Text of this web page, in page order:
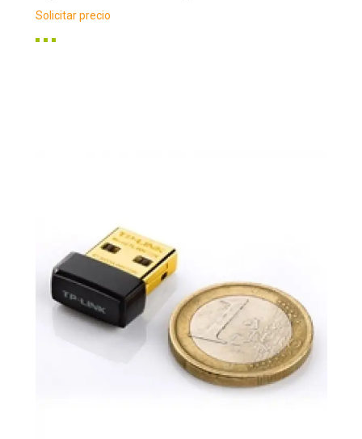
Solicitar precio